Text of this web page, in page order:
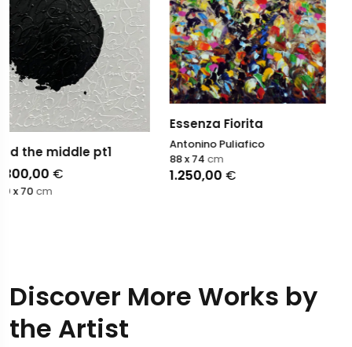
Essenza Fiorita
Antonino Puliafico
1.250,00
88 x 74cm
Blauwe en zwarte
handschoenen
Sophie Dumont
2.900,00
60 x 60
Discover More Works by
the Artist